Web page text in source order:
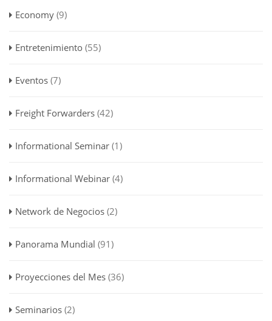
Economy (9)
Entretenimiento (55)
Eventos (7)
Freight Forwarders (42)
Informational Seminar (1)
Informational Webinar (4)
Network de Negocios (2)
Panorama Mundial (91)
Proyecciones del Mes (36)
Seminarios (2)